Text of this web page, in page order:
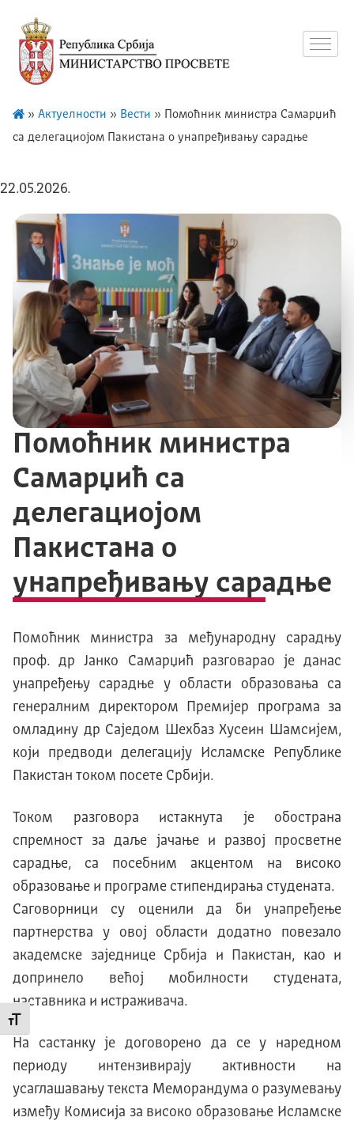
Промени величину слова
» Актуелности » Вести » Помоћник министра Самарџић
са делегациојом Пакистана о унапређивању сарадње
22.05.2026.
Помоћник министра
Самарџић са
делегациојом
Пакистана о
унапређивању сарадње
Помоћник министра за међународну сарадњу
проф. др Јанко Самарџић разговарао је данас
унапређењу сарадње у области образовања са
генералним директором Премијер програма за
омладину др Саједом Шехбаз Хусеин Шамсијем,
који предводи делегацију Исламске Републике
Пакистан током посете Србији.
Током разговора истакнута је обострана
спремност за даље јачање и развој просветне
сарадње, са посебним акцентом на високо
образовање и програме стипендирања студената.
Саговорници су оценили да би унапређење
партнерства у овој области додатно повезало
академске заједнице Србија и Пакистан, као и
допринело већој мобилности студената,
наставника и истраживача.
На састанку је договорено да се у наредном
периоду интензивирају активности на
усаглашавању текста Меморандума о разумевању
између Комисија за високо образовање Исламске